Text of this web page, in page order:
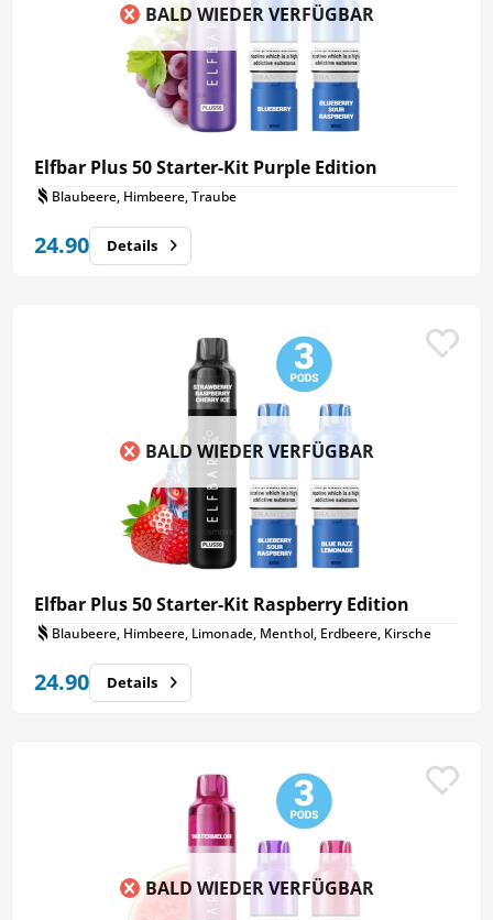
BALD WIEDER VERFÜGBAR
Elfbar Plus 50 Starter-Kit Purple Edition
Blaubeere, Himbeere, Traube
24.90 Details
BALD WIEDER VERFÜGBAR
Elfbar Plus 50 Starter-Kit Raspberry Edition
Blaubeere, Himbeere, Limonade, Menthol, Erdbeere, Kirsche
24.90 Details
BALD WIEDER VERFÜGBAR